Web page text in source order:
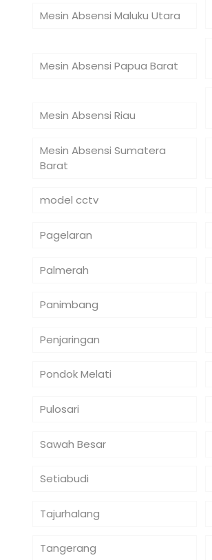
Mesin Absensi Maluku Utara
Mesin Absensi Papua Barat
Mesin Absensi Riau
Mesin Absensi Sumatera
Barat
model cctv
Pagelaran
Palmerah
Panimbang
Penjaringan
Pondok Melati
Pulosari
Sawah Besar
Setiabudi
Tajurhalang
Tangerang